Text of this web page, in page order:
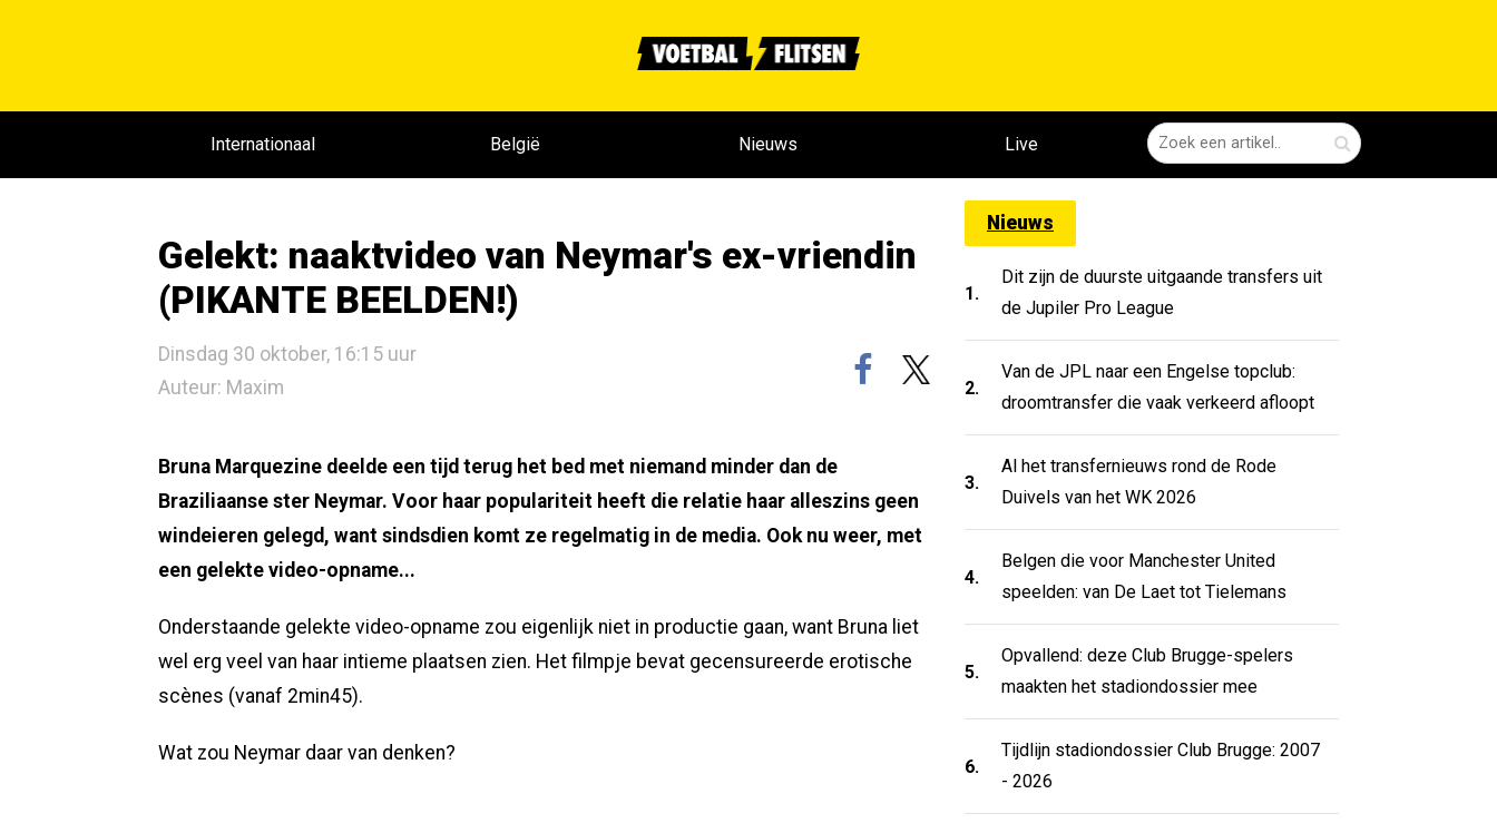
Internationaal België Nieuws Live
Gelekt: naaktvideo van Neymar's ex-vriendin
(PIKANTE BEELDEN!)
Dinsdag 30 oktober, 16:15 uur
Auteur: Maxim
Bruna Marquezine deelde een tijd terug het bed met niemand minder dan de
Braziliaanse ster Neymar. Voor haar populariteit heeft die relatie haar alleszins geen
windeieren gelegd, want sindsdien komt ze regelmatig in de media. Ook nu weer, met
een gelekte video-opname...
Onderstaande gelekte video-opname zou eigenlijk niet in productie gaan, want Bruna liet
wel erg veel van haar intieme plaatsen zien. Het filmpje bevat gecensureerde erotische
scènes (vanaf 2min45).
Wat zou Neymar daar van denken?
Nieuws
1.
Dit zijn de duurste uitgaande transfers uit
de Jupiler Pro League
2.
Van de JPL naar een Engelse topclub:
droomtransfer die vaak verkeerd afloopt
3.
Al het transfernieuws rond de Rode
Duivels van het WK 2026
4.
Belgen die voor Manchester United
speelden: van De Laet tot Tielemans
5.
Opvallend: deze Club Brugge-spelers
maakten het stadiondossier mee
6.
Tijdlijn stadiondossier Club Brugge: 2007
- 2026